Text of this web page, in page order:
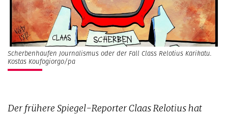
Scherbenhaufen Journalismus oder der Fall Class Relotius Karikatu.
Kostas Koufogiorgo/pa
Der frühere Spiegel-Reporter Claas Relotius hat